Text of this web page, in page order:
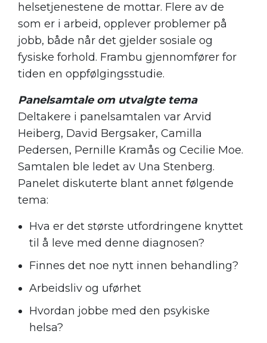
helsetjenestene de mottar. Flere av de
som er i arbeid, opplever problemer på
jobb, både når det gjelder sosiale og
fysiske forhold. Frambu gjennomfører for
tiden en oppfølgingsstudie.
Panelsamtale om utvalgte tema
Deltakere i panelsamtalen var Arvid
Heiberg, David Bergsaker, Camilla
Pedersen, Pernille Kramås og Cecilie Moe.
Samtalen ble ledet av Una Stenberg.
Panelet diskuterte blant annet følgende
tema:
Hva er det største utfordringene knyttet
til å leve med denne diagnosen?
Finnes det noe nytt innen behandling?
Arbeidsliv og uførhet
Hvordan jobbe med den psykiske
helsa?